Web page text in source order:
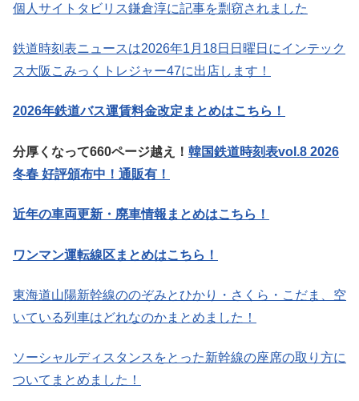
個人サイトタビリス鎌倉淳に記事を剽窃されました
鉄道時刻表ニュースは2026年1月18日日曜日にインテック
ス大阪こみっくトレジャー47に出店します！
2026年鉄道バス運賃料金改定まとめはこちら！
分厚くなって660ページ越え！ 韓国鉄道時刻表vol.8 2026
冬春 好評頒布中！通販有！
近年の車両更新・廃車情報まとめはこちら！
ワンマン運転線区まとめはこちら！
東海道山陽新幹線ののぞみとひかり・さくら・こだま、空
いている列車はどれなのかまとめました！
ソーシャルディスタンスをとった新幹線の座席の取り方に
ついてまとめました！